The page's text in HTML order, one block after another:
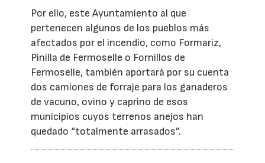
Por ello, este Ayuntamiento al que
pertenecen algunos de los pueblos más
afectados por el incendio, como Formariz,
Pinilla de Fermoselle o Fornillos de
Fermoselle, también aportará por su cuenta
dos camiones de forraje para los ganaderos
de vacuno, ovino y caprino de esos
municipios cuyos terrenos anejos han
quedado “totalmente arrasados”.